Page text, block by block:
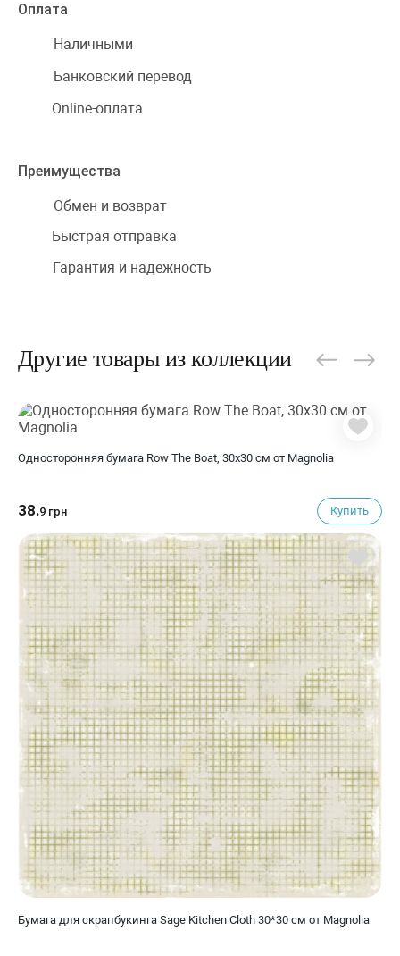
Оплата
Наличными
Банковский перевод
Online-оплата
Преимущества
Обмен и возврат
Быстрая отправка
Гарантия и надежность
Другие товары из коллекции
Односторонняя бумага Row The Boat, 30х30 см от Magnolia
38.9 грн Купить
Бумага для скрапбукинга Sage Kitchen Cloth 30*30 см от Magnolia